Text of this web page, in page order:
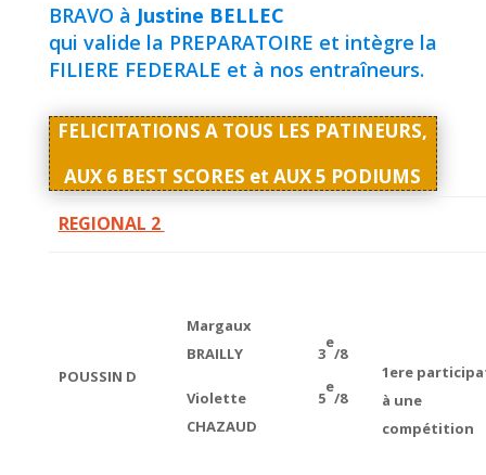
BRAVO à Justine BELLEC
qui valide la PREPARATOIRE et intègre la
FILIERE FEDERALE et à nos entraîneurs.
FELICITATIONS A TOUS LES PATINEURS,
AUX 6 BEST SCORES et AUX 5 PODIUMS
REGIONAL 2
POUSSIN D
Margaux
BRAILLY
Violette
CHAZAUD
3
e
/8
5
e
/8
1ere
à une
compétition